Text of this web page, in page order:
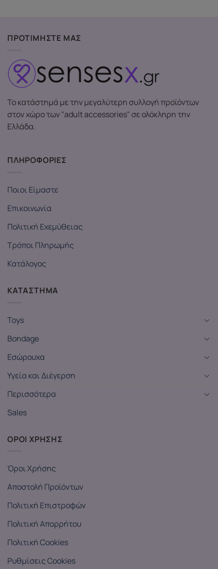
ΠΡΟΤΙΜΗΣΤΕ ΜΑΣ
Το κατάστημά με την μεγαλύτερη συλλογή προϊόντων
στον χώρο των "adult accessories" σε ολόκληρη την
Ελλάδα.
ΠΛΗΡΟΦΟΡΙΕΣ
Ποιοι Είμαστε
Επικοινωνία
Πολιτική Εχεμύθειας
Τρόποι Πληρωμής
Κατάλογος
ΚΑΤΑΣΤΗΜΑ
Toys
Bondage
Εσώρουχα
Υγεία και Διέγερση
Περισσότερα
Sales
ΟΡΟΙ ΧΡΗΣΗΣ
Όροι Χρήσης
Αποστολή Προϊόντων
Πολιτική Επιστροφών
Πολιτική Απορρήτου
Πολιτική Cookies
Ρυθμίσεις Cookies